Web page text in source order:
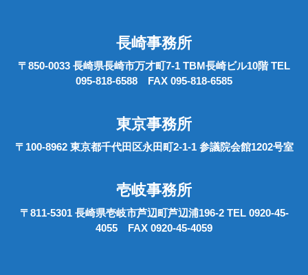
長崎事務所
〒850-0033 長崎県長崎市万才町7-1 TBM長崎ビル10階 TEL
095-818-6588 FAX 095-818-6585
東京事務所
〒100-8962 東京都千代田区永田町2-1-1 参議院会館1202号室
壱岐事務所
〒811-5301 長崎県壱岐市芦辺町芦辺浦196-2 TEL 0920-45-
4055 FAX 0920-45-4059